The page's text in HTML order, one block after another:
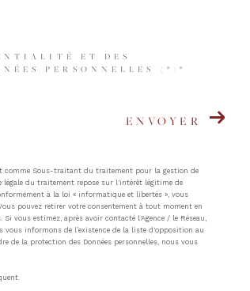
ET DES
PERSONNELLES (*)*
ENVOYER
comme Sous-traitant du traitement pour la gestion de
légale du traitement repose sur l'intérêt légitime de
à la loi « informatique et libertés », vous
pouvez retirer votre consentement à tout moment en
vous estimez, après avoir contacté l'Agence / le Réseau,
vous informons de l’existence de la liste d'opposition au
de la protection des Données personnelles, nous vous